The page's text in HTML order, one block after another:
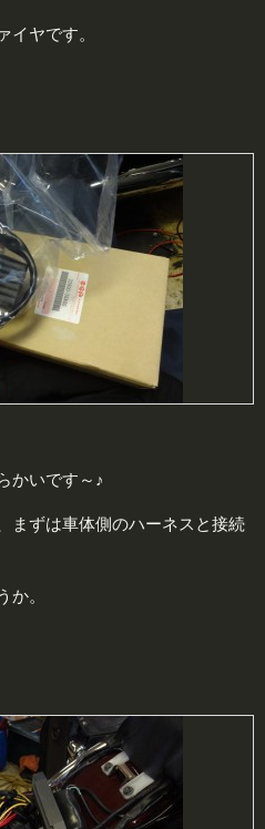
イヤです。
かいです～♪
まずは車体側のハーネスと接続
か。